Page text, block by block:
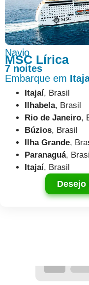
Navio
MSC Lírica
7 noites
Embarque em
Itajaí, Brasil
Ilhabela, Brasil
Rio de Janeiro,
Búzios, Brasil
Ilha Grande,
Paranaguá,
Itajaí, Brasil